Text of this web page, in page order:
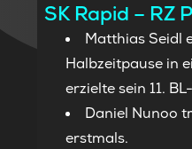
SK Rapid – RZ
Matthias Seidl
Halbzeitpause in
erzielte sein 11.
Daniel Nunoo
erstmals.